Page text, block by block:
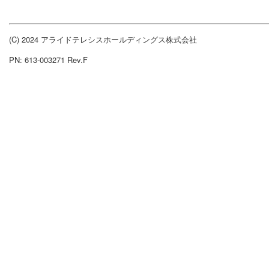
(C) 2024 アライドテレシスホールディングス株式会社
PN: 613-003271 Rev.F